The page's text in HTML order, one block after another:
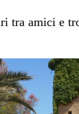
tra amici e